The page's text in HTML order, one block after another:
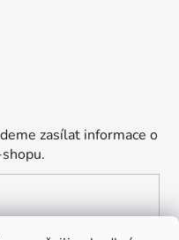
zasílat informace o
podmínkami ochrany